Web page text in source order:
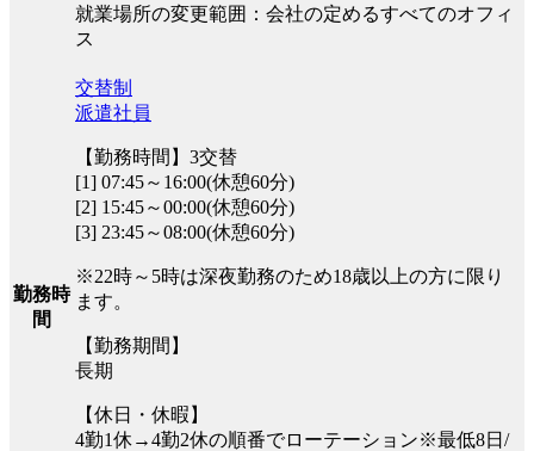
就業場所の変更範囲：会社の定めるすべてのオフィ
ス
勤務時
間
交替制
派遣社員
【勤務時間】3交替
[1] 07:45～16:00(休憩60分)
[2] 15:45～00:00(休憩60分)
[3] 23:45～08:00(休憩60分)
※22時～5時は深夜勤務のため18歳以上の方に限り
ます。
【勤務期間】
長期
【休日・休暇】
4勤1休→4勤2休の順番でローテーション※最低8日/